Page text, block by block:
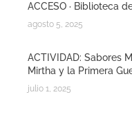
ACCESO · Biblioteca
agosto 5, 2025
ACTIVIDAD: Sabores
Mirtha y la Primera
julio 1, 2025